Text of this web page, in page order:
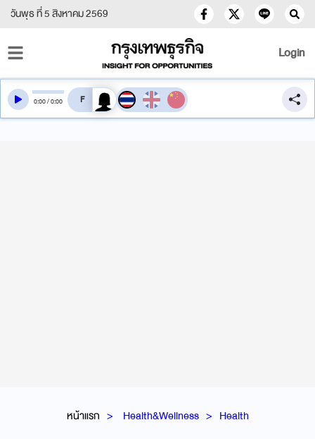
วันพุธ ที่ 5 สิงหาคม 2569
Login
หน้าแรก Health&Wellness Health
0:00/0:00 สลับเสียงอ่าน